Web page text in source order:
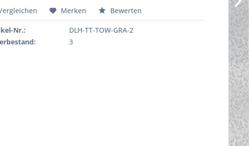
Merken Bewerten
Nr.:
DLH-TT-TOW-GRA-2
3